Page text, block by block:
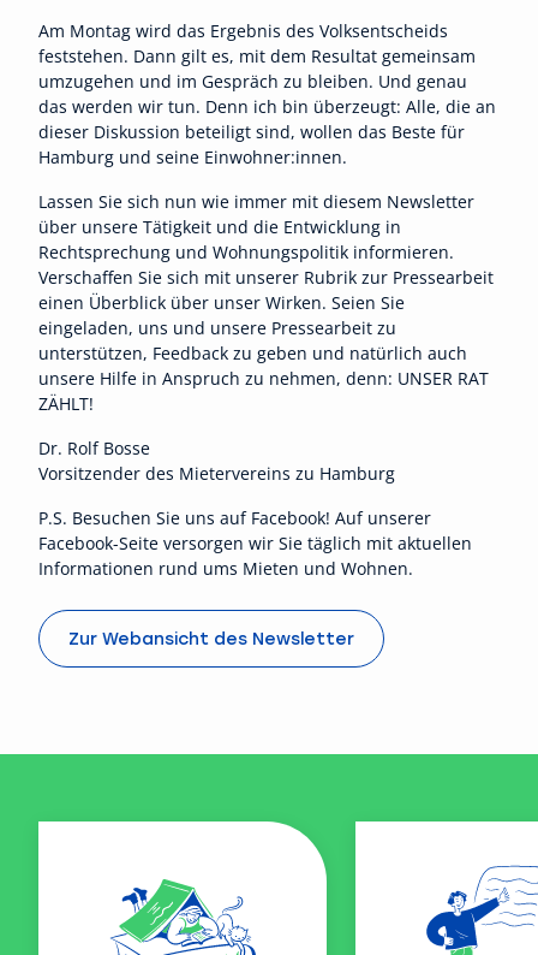
Am Montag wird das Ergebnis des Volksentscheids
feststehen. Dann gilt es, mit dem Resultat gemeinsam
umzugehen und im Gespräch zu bleiben. Und genau
das werden wir tun. Denn ich bin überzeugt: Alle, die an
dieser Diskussion beteiligt sind, wollen das Beste für
Hamburg und seine Einwohner:innen.
Lassen Sie sich nun wie immer mit diesem Newsletter
über unsere Tätigkeit und die Entwicklung in
Rechtsprechung und Wohnungspolitik informieren.
Verschaffen Sie sich mit unserer Rubrik zur Pressearbeit
einen Überblick über unser Wirken. Seien Sie
eingeladen, uns und unsere Pressearbeit zu
unterstützen, Feedback zu geben und natürlich auch
unsere Hilfe in Anspruch zu nehmen, denn: UNSER RAT
ZÄHLT!
Dr. Rolf Bosse
Vorsitzender des Mietervereins zu Hamburg
P.S. Besuchen Sie uns auf Facebook! Auf unserer
Facebook-Seite versorgen wir Sie täglich mit aktuellen
Informationen rund ums Mieten und Wohnen.
Zur Webansicht des Newsletter